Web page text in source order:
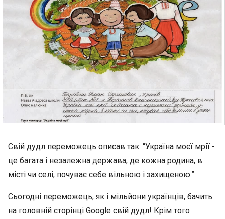
Свій дудл переможець описав так: “Україна моєї мрії -
це багата і незалежна держава, де кожна родина, в
місті чи селі, почуває себе вільною і захищеною.”
Сьогодні переможець, як і мільйони українців, бачить
на головній сторінці Google свій дудл! Крім того